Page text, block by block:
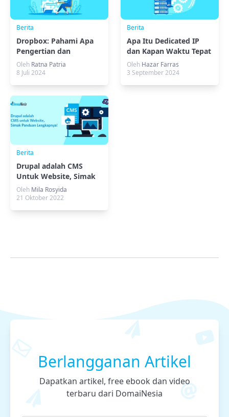
Berita
Dropbox: Pahami Apa
Pengertian dan
Fungsinya
Oleh Ratna Patria
8 Juli 2024
Berita
Apa Itu Dedicated IP
dan Kapan Waktu Tepat
Menggunakannya?
Oleh Hazar Farras
3 September 2024
Berita
Drupal adalah CMS
Untuk Website, Simak
Panduan Lengkapnya!
Oleh Mila Rosyida
21 Oktober 2022
Berlangganan Artikel
Dapatkan artikel, free ebook dan video
terbaru dari DomaiNesia